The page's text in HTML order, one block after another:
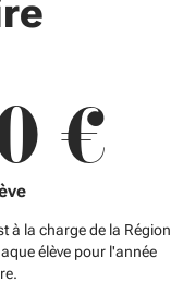
€
à la charge de la Région
élève pour l'année